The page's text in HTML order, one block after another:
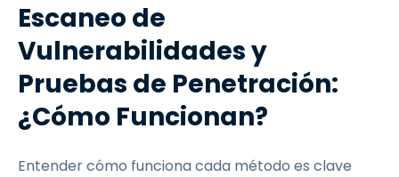
Escaneo de
Vulnerabilidades y
Pruebas de Penetración:
¿Cómo Funcionan?
Entender cómo funciona cada método es clave